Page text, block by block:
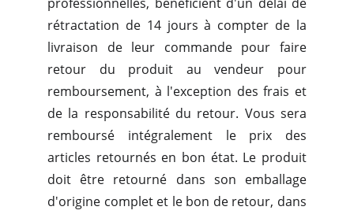
rétractation de 14 jours à compter de la
livraison de leur commande pour faire
retour du produit au vendeur pour
remboursement, à l'exception des frais et
de la responsabilité du retour. Vous sera
remboursé intégralement le prix des
articles retournés en bon état. Le produit
doit être retourné dans son emballage
d'origine complet et le bon de retour, dans